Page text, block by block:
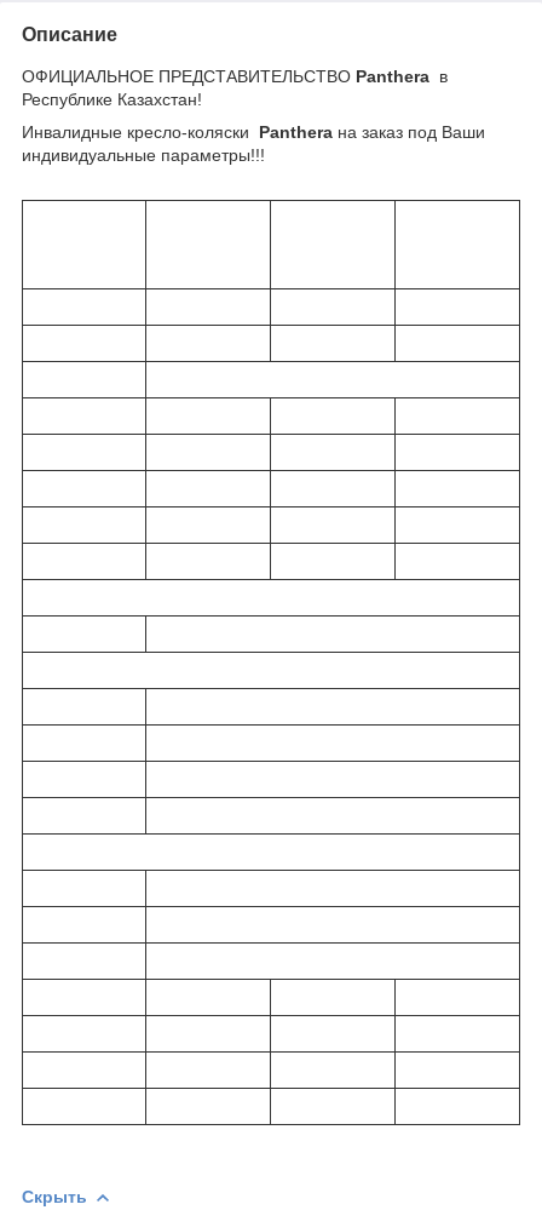
Описание
ОФИЦИАЛЬНОЕ ПРЕДСТАВИТЕЛЬСТВО Panthera в
Республике Казахстан!
Инвалидные кресло-коляски Panthera на заказ под Ваши
индивидуальные параметры!!!
Скрыть